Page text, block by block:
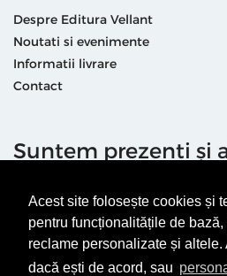
Acest site folosește cookies și
pentru funcționalitățile de
reclame personalizate și
dacă ești de acord, sau
Despre Editura Vellant
Noutati si evenimente
Informatii livrare
Contact
Suntem prezenti și